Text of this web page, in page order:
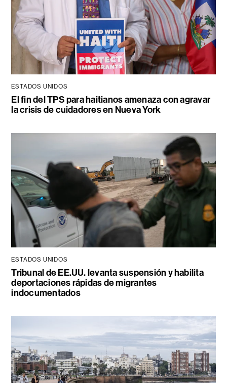
ESTADOS UNIDOS
El fin del TPS para haitianos amenaza con agravar
la crisis de cuidadores en Nueva York
ESTADOS UNIDOS
Tribunal de EE.UU. levanta suspensión y habilita
deportaciones rápidas de migrantes
indocumentados